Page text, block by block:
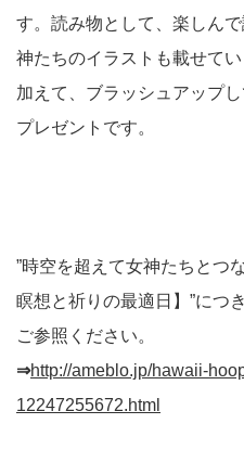
す。読み物として、楽しん
神たちのイラストも載せて
加えて、ブラッシュアップ
プレゼントです。
”時空を超えて女神たちとつ
瞑想と祈りの最適日】”につ
ご参照ください。
⇒http://ameblo.jp/hawaii-
12247255672.html